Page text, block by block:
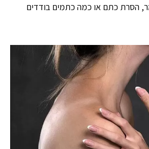
הסרת כתם או כמה כתמים בודדים